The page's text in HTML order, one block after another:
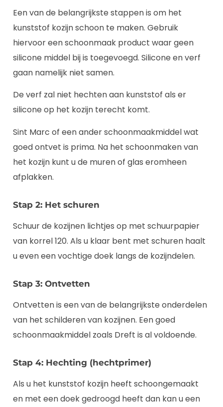
Een van de belangrijkste stappen is om het
kunststof kozijn schoon te maken. Gebruik
hiervoor een schoonmaak product waar geen
silicone middel bij is toegevoegd. Silicone en verf
gaan namelijk niet samen.
De verf zal niet hechten aan kunststof als er
silicone op het kozijn terecht komt.
Sint Marc of een ander schoonmaakmiddel wat
goed ontvet is prima. Na het schoonmaken van
het kozijn kunt u de muren of glas eromheen
afplakken.
Stap 2: Het schuren
Schuur de kozijnen lichtjes op met schuurpapier
van korrel 120. Als u klaar bent met schuren haalt
u even een vochtige doek langs de kozijndelen.
Stap 3: Ontvetten
Ontvetten is een van de belangrijkste onderdelen
van het schilderen van kozijnen. Een goed
schoonmaakmiddel zoals Dreft is al voldoende.
Stap 4: Hechting (hechtprimer)
Als u het kunststof kozijn heeft schoongemaakt
en met een doek gedroogd heeft dan kan u een